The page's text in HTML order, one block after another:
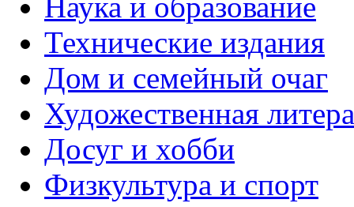
Технические издания
Дом и семейный очаг
Художественная
Досуг и хобби
Физкультура и спорт